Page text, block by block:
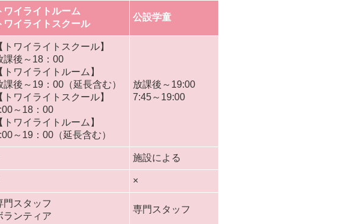
ワイライトルーム
ワイライトスクール
公設学童
トワイライトスクール】
課後～18：00
トワイライトルーム】
課後～19：00（延長含む）
トワイライトスクール】
～18：00
トワイライトルーム】
～19：00（延長含む）
放課後～19:00
7:45～19:00
施設による
×
門スタッフ
ランティア
専門スタッフ